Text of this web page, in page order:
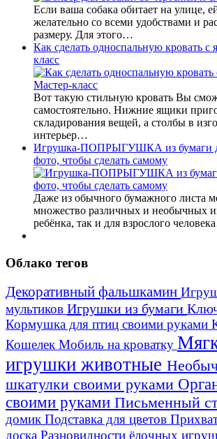
Если ваша собака обитает на улице,
желательно со всеми удобствами и
размеру. Для этого…
Как сделать односпальную кровать
класс
Вот такую стильную кровать Вы
самостоятельно. Нижние ящики
складирования вещей, а столбы в
интерьер…
Игрушка-ПОПРЫГУШКА из бумаги
фото, чтобы сделать самому
Даже из обычного бумажного листа
множество различных и необычных
ребёнка, так и для взрослого
Облако тегов
Декоративный фальшкамин
мультиков Игрушки из бумаги
Кормушка для птиц своими руками
КошелекМобиль на кроватку
игрушки животные
шкатулки своими руками
своими руками Письменный
домикПодставка для цветов
доска Разновидности ёлочных